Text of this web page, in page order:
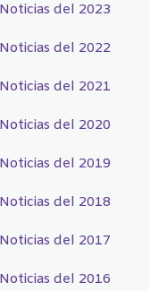
Noticias del 2023
Noticias del 2022
Noticias del 2021
Noticias del 2020
Noticias del 2019
Noticias del 2018
Noticias del 2017
Noticias del 2016